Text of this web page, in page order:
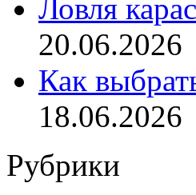
Ловля
20.06.2026
Как
18.06.2026
Рубрики